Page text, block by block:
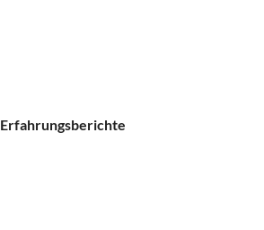
Erfahrungsberichte